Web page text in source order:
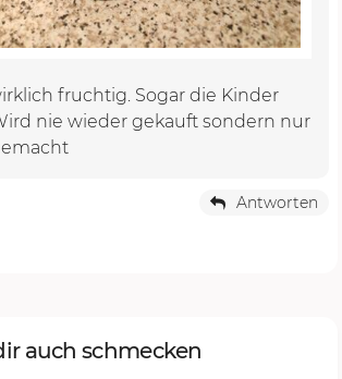
fruchtig. Sogar die Kinder
nie wieder gekauft sondern nur
Antworten
auch schmecken